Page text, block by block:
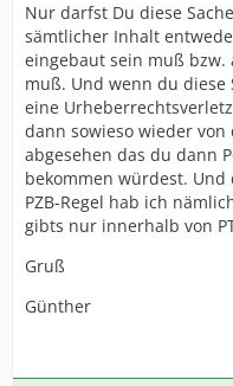
Nur darfst Du diese
sämtlicher Inhalt
eingebaut sein muß bzw.
muß. Und wenn du diese
eine
dann sowieso wieder von
abgesehen das du dann
bekommen würdest.
PZB-Regel hab ich
gibts nur innerhalb von
Gruß
Günther